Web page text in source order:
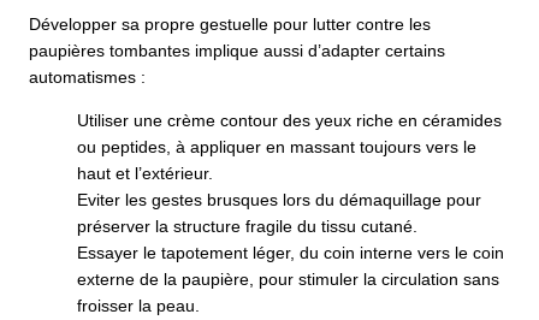
Développer sa propre gestuelle pour lutter contre les
paupières tombantes implique aussi d’adapter certains
automatismes :
Utiliser une crème contour des yeux riche en céramides
ou peptides, à appliquer en massant toujours vers le
haut et l’extérieur.
Eviter les gestes brusques lors du démaquillage pour
préserver la structure fragile du tissu cutané.
Essayer le tapotement léger, du coin interne vers le coin
externe de la paupière, pour stimuler la circulation sans
froisser la peau.